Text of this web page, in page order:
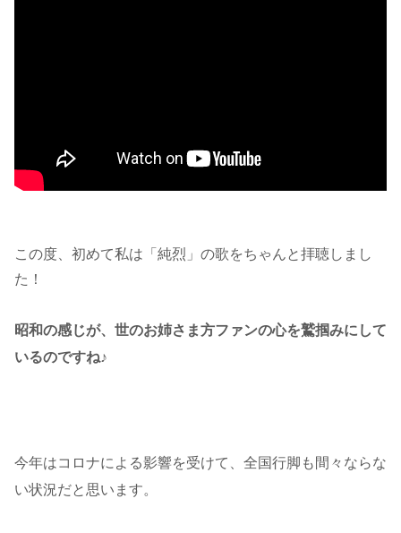
この度、初めて私は「純烈」の歌をちゃんと拝聴しまし
た！
昭和の感じが、世のお姉さま方ファンの心を鷲掴みにして
いるのですね♪
今年はコロナによる影響を受けて、全国行脚も間々ならな
い状況だと思います。